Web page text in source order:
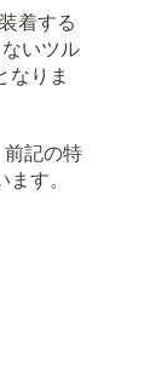
着する
いツル
なりま
記の特
す。